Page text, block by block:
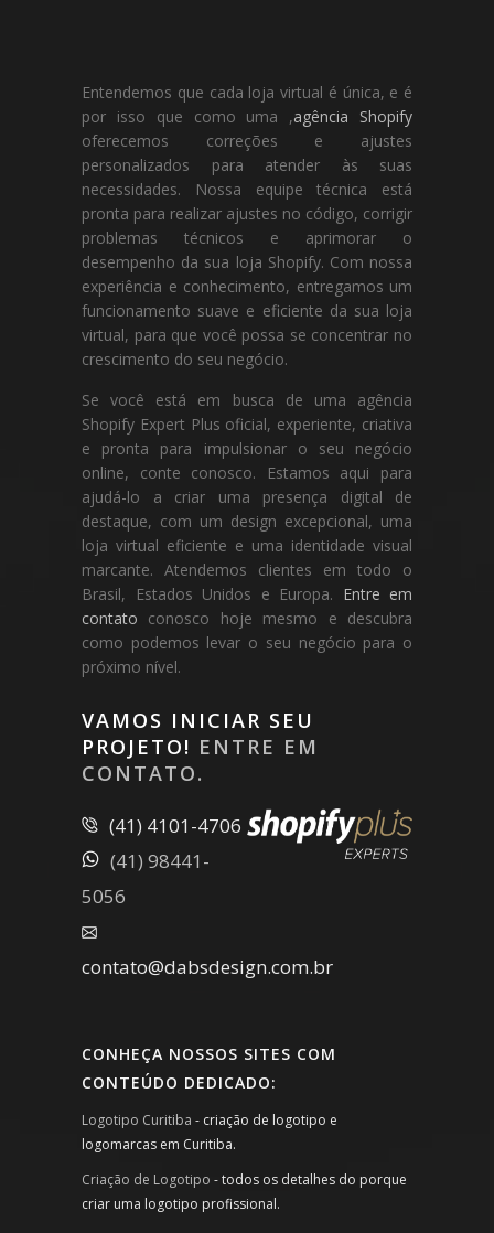
Entendemos que cada loja virtual é única, e é
por isso que como uma ,agência Shopify
oferecemos correções e ajustes
personalizados para atender às suas
necessidades. Nossa equipe técnica está
pronta para realizar ajustes no código, corrigir
problemas técnicos e aprimorar o
desempenho da sua loja Shopify. Com nossa
experiência e conhecimento, entregamos um
funcionamento suave e eficiente da sua loja
virtual, para que você possa se concentrar no
crescimento do seu negócio.
Se você está em busca de uma agência
Shopify Expert Plus oficial, experiente, criativa
e pronta para impulsionar o seu negócio
online, conte conosco. Estamos aqui para
ajudá-lo a criar uma presença digital de
destaque, com um design excepcional, uma
loja virtual eficiente e uma identidade visual
marcante. Atendemos clientes em todo o
Brasil, Estados Unidos e Europa. Entre em
contato conosco hoje mesmo e descubra
como podemos levar o seu negócio para o
próximo nível.
VAMOS INICIAR SEU
PROJETO! ENTRE EM
CONTATO.
(41) 4101-4706
(41) 98441-
5056
contato@dabsdesign.com.br
CONHEÇA NOSSOS SITES COM
CONTEÚDO DEDICADO:
Logotipo Curitiba - criação de logotipo e
logomarcas em Curitiba.
Criação de Logotipo - todos os detalhes do porque
criar uma logotipo profissional.